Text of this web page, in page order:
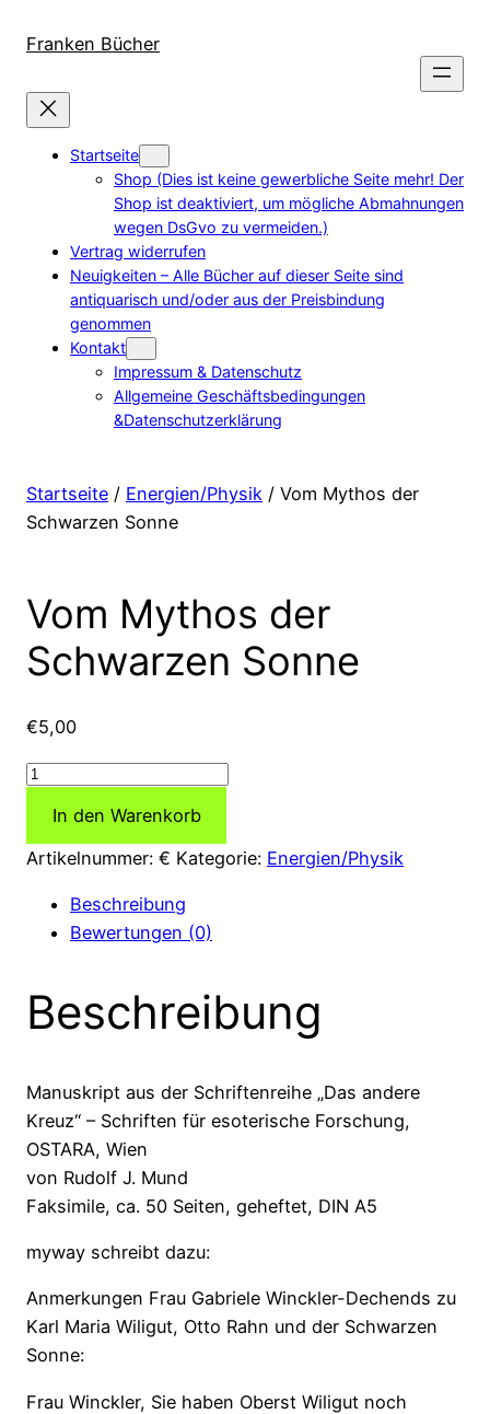
zum
wechseln
Franken Bücher
Startseite
Shop (Dies ist keine gewerbliche Seite mehr! Der
Shop ist deaktiviert, um mögliche Abmahnungen
wegen DsGvo zu vermeiden.)
Vertrag widerrufen
Neuigkeiten – Alle Bücher auf dieser Seite sind
antiquarisch und/oder aus der Preisbindung
genommen
Kontakt
Impressum & Datenschutz
Allgemeine Geschäftsbedingungen
&Datenschutzerklärung
Startseite / Energien/Physik / Vom Mythos der
Schwarzen Sonne
Vom Mythos der
Schwarzen Sonne
€5,00
Vom
Schwarzen
Menge
In den Warenkorb
Artikelnummer: € Kategorie: Energien/Physik
Beschreibung
Bewertungen (0)
Beschreibung
Manuskript aus der Schriftenreihe „Das andere
Kreuz“ – Schriften für esoterische Forschung,
OSTARA, Wien
von Rudolf J. Mund
Faksimile, ca. 50 Seiten, geheftet, DIN A5
myway schreibt dazu:
Anmerkungen Frau Gabriele Winckler-Dechends zu
Karl Maria Wiligut, Otto Rahn und der Schwarzen
Sonne:
Frau Winckler, Sie haben Oberst Wiligut noch